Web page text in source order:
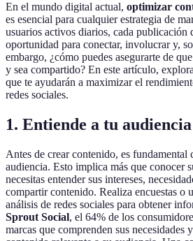
En el mundo digital actual, optimizar
es esencial para cualquier estrategia de
usuarios activos diarios, cada publicación
oportunidad para conectar, involucrar y,
embargo, ¿cómo puedes asegurarte de
y sea compartido? En este artículo,
que te ayudarán a maximizar el
redes sociales.
1. Entiende a tu audiencia
Antes de crear contenido, es fundamental
audiencia. Esto implica más que conocer
necesitas entender sus intereses,
compartir contenido. Realiza encuestas o
análisis de redes sociales para obtener
Sprout Social, el 64% de los
marcas que comprenden sus necesidades